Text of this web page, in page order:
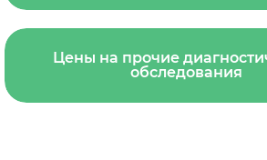
Цены на прочие
обследования